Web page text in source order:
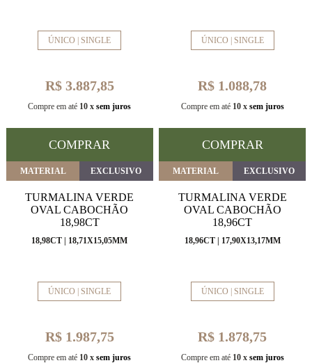
ÚNICO | SINGLE
R$ 3.887,85
Compre em até 10 x sem juros
COMPRAR
ÚNICO | SINGLE
R$ 1.088,78
Compre em até 10 x sem juros
COMPRAR
MATERIAL EXCLUSIVO
TURMALINA VERDE
OVAL CABOCHÃO
18,98CT
18,98CT | 18,71X15,05MM
ÚNICO | SINGLE
R$ 1.987,75
Compre em até 10 x sem juros
MATERIAL EXCLUSIVO
TURMALINA VERDE
OVAL CABOCHÃO
18,96CT
18,96CT | 17,90X13,17MM
ÚNICO | SINGLE
R$ 1.878,75
Compre em até 10 x sem juros